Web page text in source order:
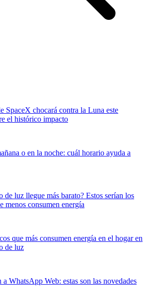
SpaceX chocará contra la Luna este
el histórico impacto
o en la noche: cuál horario ayuda a
de luz llegue más barato? Estos serían los
menos consumen energía
que más consumen energía en el hogar en
de luz
WhatsApp Web: estas son las novedades